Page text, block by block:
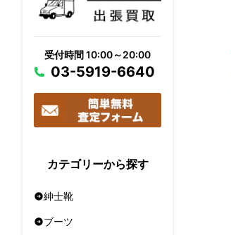
受付時間 10:00～20:00
03-5919-6640
カテゴリーから探す
紳士靴
ブーツ